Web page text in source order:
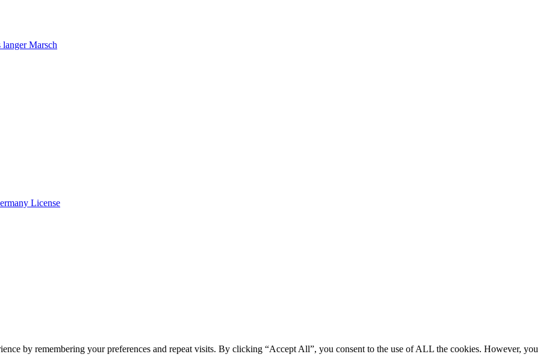
Marsch
License
by remembering your preferences and repeat visits. By clicking “Accept All”, you consent to the use of ALL the cookies. However, you